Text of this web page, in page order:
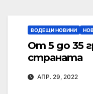
ВОДЕЩИ НОВИНИ
От 5 до 35
страната
АПР. 29, 2022